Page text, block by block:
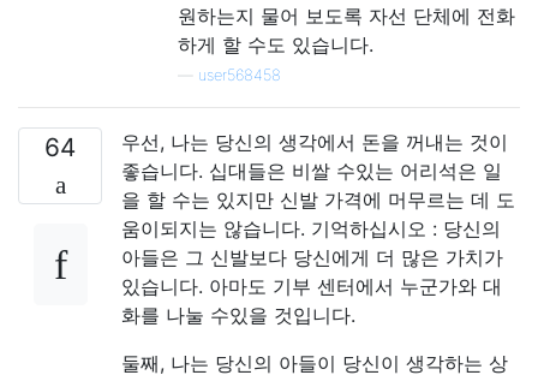
원하는지 물어 보도록 자선 단체에 전화
하게 할 수도 있습니다.
user568458
64
우선, 나는 당신의 생각에서 돈을 꺼내는 것이
좋습니다. 십대들은 비쌀 수있는 어리석은 일
을 할 수는 있지만 신발 가격에 머무르는 데 도
움이되지는 않습니다. 기억하십시오 : 당신의
아들은 그 신발보다 당신에게 더 많은 가치가
있습니다. 아마도 기부 센터에서 누군가와 대
화를 나눌 수있을 것입니다.
둘째, 나는 당신의 아들이 당신이 생각하는 상